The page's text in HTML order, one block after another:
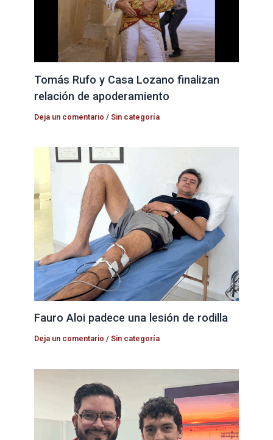
Tomás Rufo y Casa Lozano finalizan
relación de apoderamiento
Deja un comentario /Sin categoría
Fauro Aloi padece una lesión de rodilla
Deja un comentario /Sin categoría